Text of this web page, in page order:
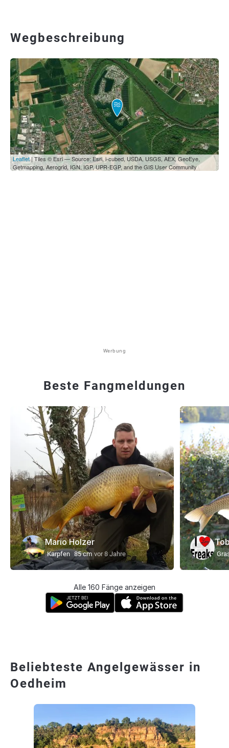
Wegbeschreibung
Leaflet| Tiles © Esri — Source: Esri, i-cubed, USDA, USGS, AEX, GeoEye,
Getmapping, Aerogrid, IGN, IGP, UPR-EGP, and the GIS User Community
Werbung
Beste Fangmeldungen
Mario Holzer
Karpfen 85 cm vor 8 Jahre
Alle 160 Fänge anzeigen
Beliebteste Angelgewässer in
Oedheim